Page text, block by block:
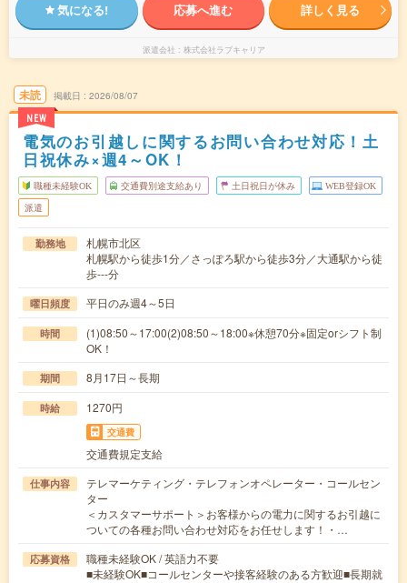
気になる! 応募へ進む 詳しく見る
派遣会社 株式会社ラブキャリア
未読
NEW
掲載日 2026/08/07
電気のお引越しに関するお問い合わせ対応！土
日祝休み×週4～OK！
職種未経験OK 交通費別途支給あり 土日祝日が休み WEB登録OK
派遣
勤務地
札幌市北区
札幌駅から徒歩1分／さっぽろ駅から徒歩3分／大通駅から徒
歩---分
曜日頻度 平日のみ週4～5日
時間
(1)08:50～17:00(2)08:50～18:00※休憩70分※固定orシフト制
OK！
期間 8月17日～長期
時給 1270円
交通費
交通費規定支給
仕事内容
テレマーケティング・テレフォンオペレーター・コールセン
ター
＜カスタマーサポート＞お客様からの電力に関するお引越に
ついての各種お問い合わせ対応をお任せします！・…
応募資格
職種未経験OK / 英語力不要
■未経験OK■コールセンターや接客経験のある方歓迎■長期就